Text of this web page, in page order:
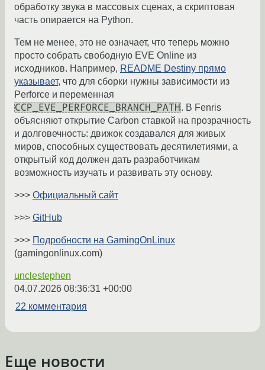
обработку звука в массовых сценах, а скриптовая
часть опирается на Python.
Тем не менее, это не означает, что теперь можно
просто собрать свободную EVE Online из
исходников. Например, README Destiny прямо
указывает, что для сборки нужны зависимости из
Perforce и переменная
CCP_EVE_PERFORCE_BRANCH_PATH. В Fenris
объясняют открытие Carbon ставкой на прозрачность
и долговечность: движок создавался для живых
миров, способных существовать десятилетиями, а
открытый код должен дать разработчикам
возможность изучать и развивать эту основу.
>>> Официальный сайт
>>> GitHub
>>> Подробности на GamingOnLinux
(gamingonlinux.com)
unclestephen
04.07.2026 08:36:31 +00:00
22 комментария
Еще новости